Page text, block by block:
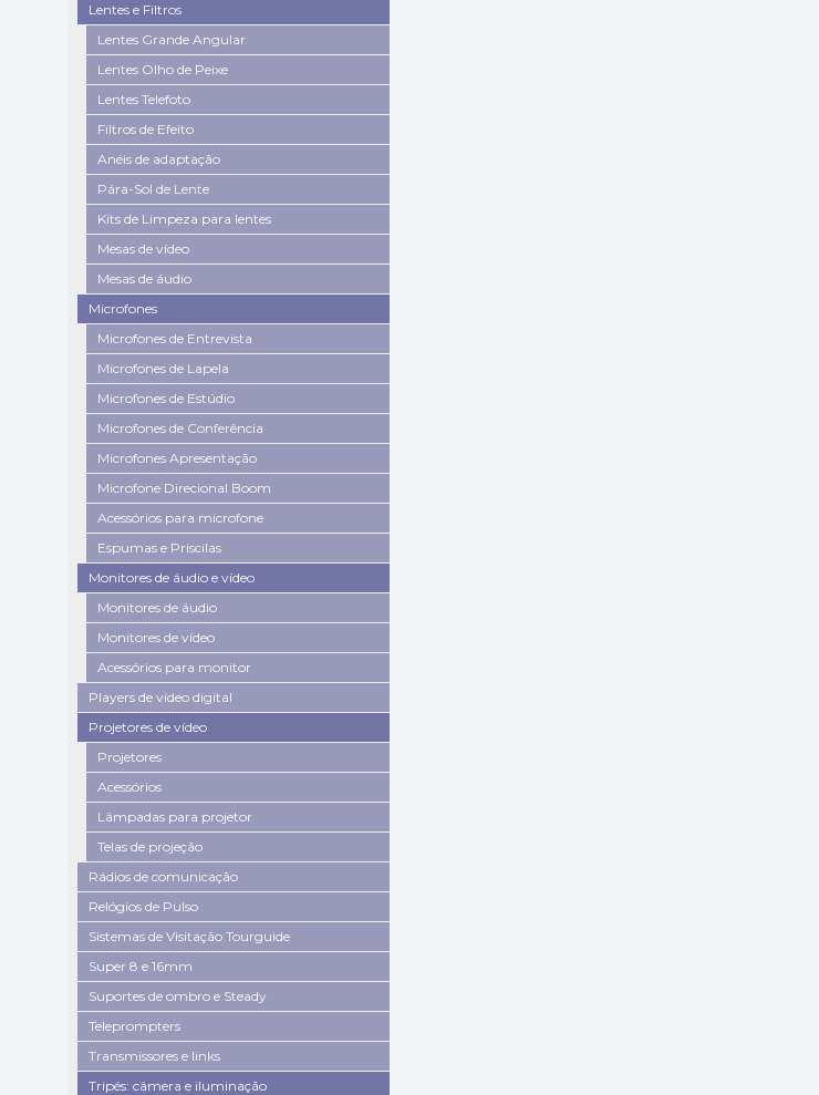
Lentes e Filtros
Lentes Grande Angular
Lentes Olho de Peixe
Lentes Telefoto
Filtros de Efeito
Anéis de adaptação
Pára-Sol de Lente
Kits de Limpeza para lentes
Mesas de vídeo
Mesas de áudio
Microfones
Microfones de Entrevista
Microfones de Lapela
Microfones de Estúdio
Microfones de Conferência
Microfones Apresentação
Microfone Direcional Boom
Acessórios para microfone
Espumas e Priscilas
Monitores de áudio e vídeo
Monitores de áudio
Monitores de vídeo
Acessórios para monitor
Players de vídeo digital
Projetores de vídeo
Projetores
Acessórios
Lâmpadas para projetor
Telas de projeção
Rádios de comunicação
Relógios de Pulso
Sistemas de Visitação Tourguide
Super 8 e 16mm
Suportes de ombro e Steady
Teleprompters
Transmissores e links
Tripés: câmera e iluminação